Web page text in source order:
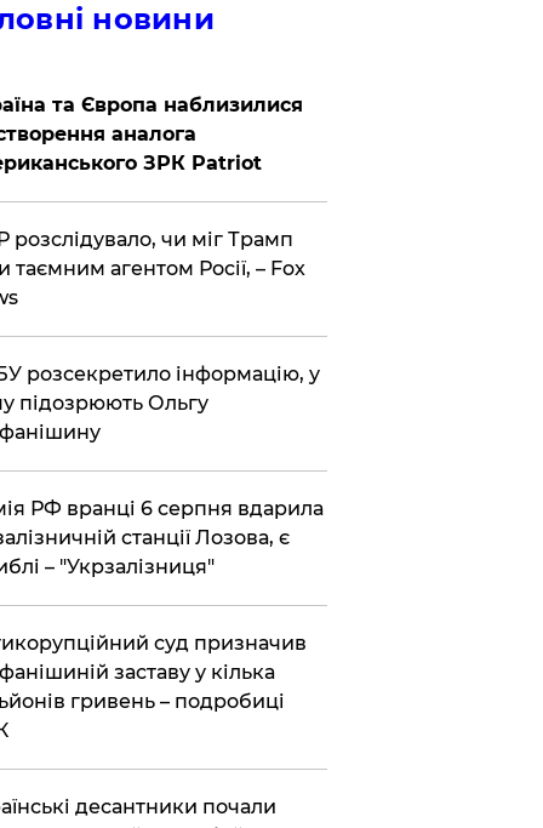
новини
та Європа наблизилися
аналога
ЗРК Patriot
розслідувало, чи міг Трамп
таємним агентом Росії, – Fox
розсекретило інформацію, у
підозрюють Ольгу
РФ вранці 6 серпня вдарила
станції Лозова, є
– "Укрзалізниця"
суд призначив
заставу у кілька
гривень – подробиці
десантники почали